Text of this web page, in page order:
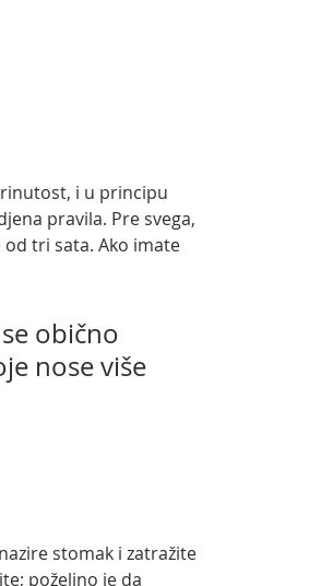
i u principu
pravila. Pre svega,
tri sata. Ako imate
obično
nose više
stomak i zatražite
poželjno je da